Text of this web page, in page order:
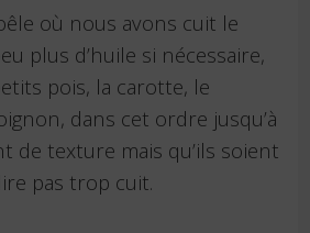
où nous avons cuit le
plus d’huile si nécessaire,
pois, la carotte, le
dans cet ordre jusqu’à
de texture mais qu’ils soient
pas trop cuit.